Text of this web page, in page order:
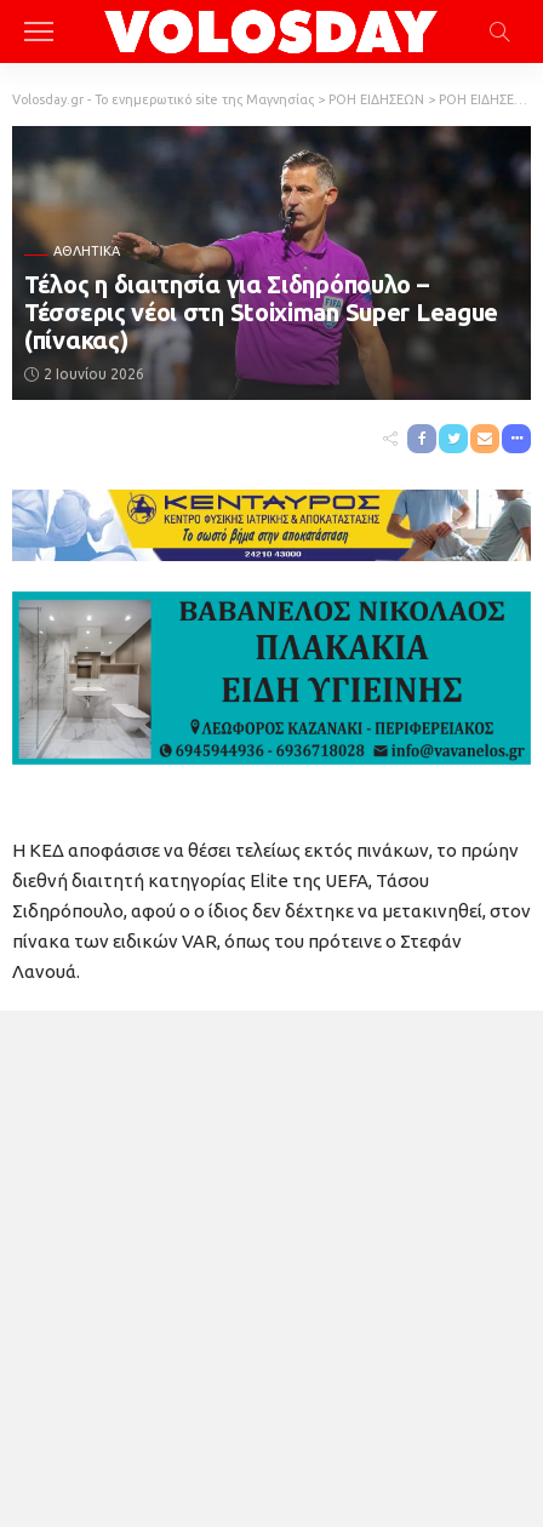
Volosday.gr - Το ενημερωτικό site της Μαγνησίας > ΡΟΗ ΕΙΔΗΣΕΩΝ > ΡΟΗ ΕΙΔΗΣΕΩΝ
ΑΘΛΗΤΙΚΆ
Τέλος η διαιτησία για Σιδηρόπουλο –
Τέσσερις νέοι στη Stoiximan Super League
(πίνακας)
2 Ιουνίου 2026
Η ΚΕΔ αποφάσισε να θέσει τελείως εκτός πινάκων, το πρώην
διεθνή διαιτητή κατηγορίας Elite της UEFA, Τάσου
Σιδηρόπουλο, αφού ο ο ίδιος δεν δέχτηκε να μετακινηθεί, στον
πίνακα των ειδικών VAR, όπως του πρότεινε ο Στεφάν
Λανουά.